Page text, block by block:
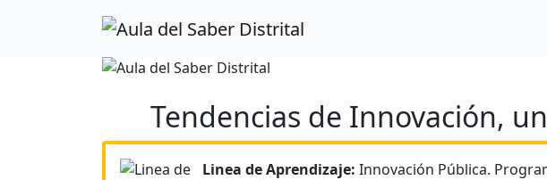
Tendencias de Innovación,
Linea de Aprendizaje: Innovación Pública.